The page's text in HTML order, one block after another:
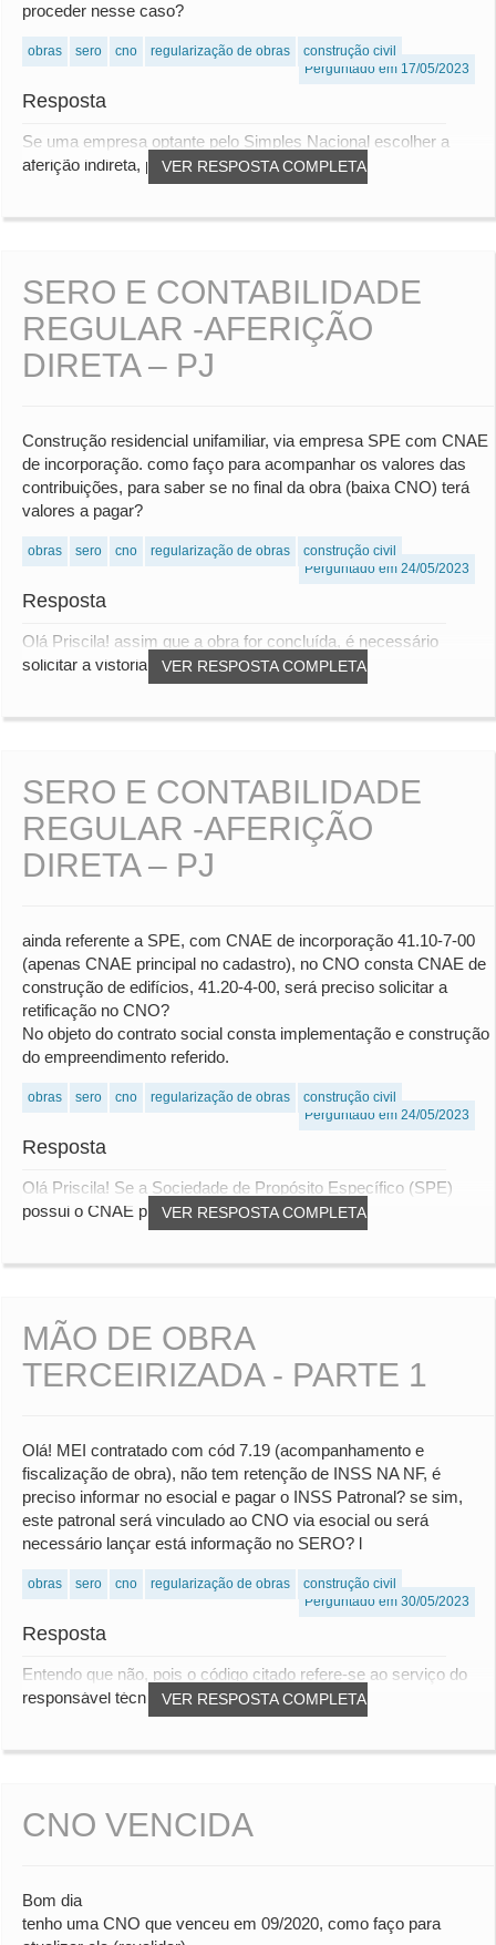
proceder nesse caso?
obras sero cno regularização de obras
construção civil
Perguntado em 17/05/2023
Resposta
VER RESPOSTA COMPLETA
Se uma empresa optante pelo Simples Nacional escolher a
aferição indireta, pode enfrentar problemas,...
SERO E CONTABILIDADE
REGULAR -AFERIÇÃO
DIRETA – PJ
Construção residencial unifamiliar, via empresa SPE com CNAE
de incorporação. como faço para acompanhar os valores das
contribuições, para saber se no final da obra (baixa CNO) terá
valores a pagar?
obras sero cno regularização de obras
construção civil
Perguntado em 24/05/2023
Resposta
VER RESPOSTA COMPLETA
Olá Priscila! assim que a obra for concluída, é necessário
solicitar a vistoria da prefeitura para q...
SERO E CONTABILIDADE
REGULAR -AFERIÇÃO
DIRETA – PJ
ainda referente a SPE, com CNAE de incorporação 41.10-7-00
(apenas CNAE principal no cadastro), no CNO consta CNAE de
construção de edifícios, 41.20-4-00, será preciso solicitar a
retificação no CNO?
No objeto do contrato social consta implementação e construção
do empreendimento referido.
obras sero cno regularização de obras
construção civil
Perguntado em 24/05/2023
Resposta
VER RESPOSTA COMPLETA
Olá Priscila! Se a Sociedade de Propósito Específico (SPE)
possui o CNAE principal de incorporação (...
MÃO DE OBRA
TERCEIRIZADA - PARTE 1
Olá! MEI contratado com cód 7.19 (acompanhamento e
fiscalização de obra), não tem retenção de INSS NA NF, é
preciso informar no esocial e pagar o INSS Patronal? se sim,
este patronal será vinculado ao CNO via esocial ou será
necessário lançar está informação no SERO? l
obras sero cno regularização de obras
construção civil
Perguntado em 30/05/2023
Resposta
VER RESPOSTA COMPLETA
Entendo que não, pois o código citado refere-se ao serviço do
responsável técnico das obra, a não a...
CNO VENCIDA
Bom dia
tenho uma CNO que venceu em 09/2020, como faço para